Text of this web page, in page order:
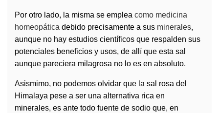
Por otro lado, la misma se emplea como medicina
homeopática debido precisamente a sus minerales,
aunque no hay estudios científicos que respalden sus
potenciales beneficios y usos, de allí que esta sal
aunque pareciera milagrosa no lo es en absoluto.
Asismimo, no podemos olvidar que la sal rosa del
Himalaya pese a ser una alternativa rica en
minerales, es ante todo fuente de sodio que, en